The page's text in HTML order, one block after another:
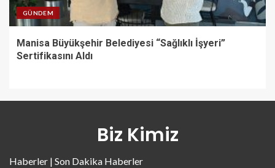
GÜNDEM
Manisa Büyükşehir Belediyesi “Sağlıklı İşyeri”
Sertifikasını Aldı
Biz Kimiz
Haberler | Son Dakika Haberler